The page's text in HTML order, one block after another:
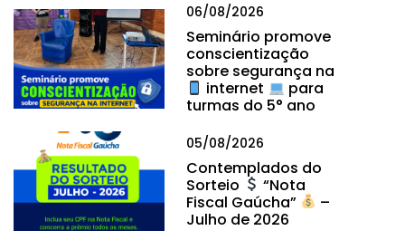
06/08/2026
Seminário promove
conscientização
sobre segurança na
internet
para
turmas do 5° ano
05/08/2026
Contemplados do
Sorteio
“Nota
Fiscal Gaúcha”
–
Julho de 2026